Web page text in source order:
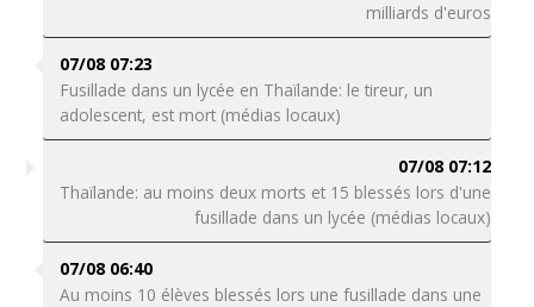
milliards d'euros
07/08 07:23
Fusillade dans un lycée en Thaïlande: le tireur, un
adolescent, est mort (médias locaux)
07/08 07:12
Thaïlande: au moins deux morts et 15 blessés lors d'une
fusillade dans un lycée (médias locaux)
07/08 06:40
Au moins 10 élèves blessés lors une fusillade dans une